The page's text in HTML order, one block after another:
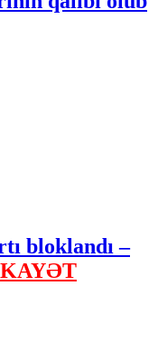
bloklandı –